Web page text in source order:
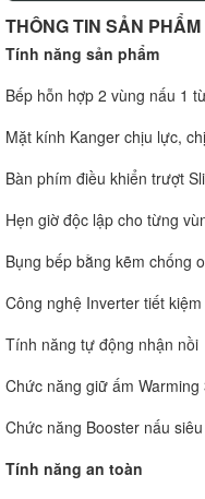
THÔNG TIN SẢN PHẨM
Tính năng sản phẩm
Bếp hỗn hợp 2 vùng nấu 1
Mặt kính Kanger chịu lực,
Bàn phím điều khiển trượt
Hẹn giờ độc lập cho từng
Bụng bếp bằng kẽm chống
Công nghệ Inverter tiết
Tính năng tự động nhận nồi
Chức năng giữ ấm
Chức năng Booster nấu
Tính năng an toàn